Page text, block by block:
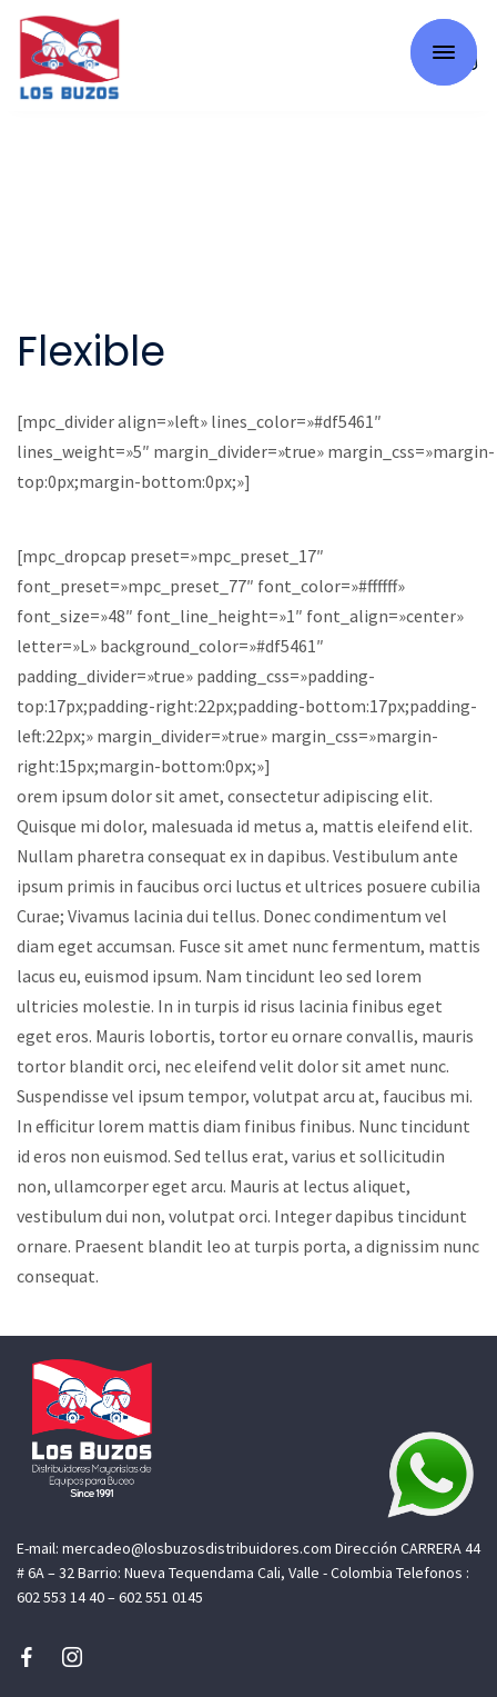
Flexible
[mpc_divider align=»left» lines_color=»#df5461″
lines_weight=»5″ margin_divider=»true» margin_css=»margin-
top:0px;margin-bottom:0px;»]
[mpc_dropcap preset=»mpc_preset_17″
font_preset=»mpc_preset_77″ font_color=»#ffffff»
font_size=»48″ font_line_height=»1″ font_align=»center»
letter=»L» background_color=»#df5461″
padding_divider=»true» padding_css=»padding-
top:17px;padding-right:22px;padding-bottom:17px;padding-
left:22px;» margin_divider=»true» margin_css=»margin-
right:15px;margin-bottom:0px;»]
orem ipsum dolor sit amet, consectetur adipiscing elit.
Quisque mi dolor, malesuada id metus a, mattis eleifend elit.
Nullam pharetra consequat ex in dapibus. Vestibulum ante
ipsum primis in faucibus orci luctus et ultrices posuere cubilia
Curae; Vivamus lacinia dui tellus. Donec condimentum vel
diam eget accumsan. Fusce sit amet nunc fermentum, mattis
lacus eu, euismod ipsum. Nam tincidunt leo sed lorem
ultricies molestie. In in turpis id risus lacinia finibus eget
eget eros. Mauris lobortis, tortor eu ornare convallis, mauris
tortor blandit orci, nec eleifend velit dolor sit amet nunc.
Suspendisse vel ipsum tempor, volutpat arcu at, faucibus mi.
In efficitur lorem mattis diam finibus finibus. Nunc tincidunt
id eros non euismod. Sed tellus erat, varius et sollicitudin
non, ullamcorper eget arcu. Mauris at lectus aliquet,
vestibulum dui non, volutpat orci. Integer dapibus tincidunt
ornare. Praesent blandit leo at turpis porta, a dignissim nunc
consequat.
E-mail: mercadeo@losbuzosdistribuidores.com Dirección CARRERA 44
# 6A – 32 Barrio: Nueva Tequendama Cali, Valle - Colombia Telefonos :
602 553 14 40 – 602 551 0145